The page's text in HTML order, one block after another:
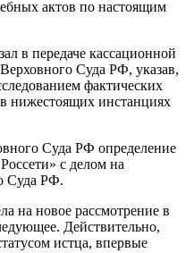
актов по настоящим
в передаче кассационной
Суда РФ, указав,
фактических
в нижестоящих инстанциях
Суда РФ определение
с делом на
Суда РФ.
на новое рассмотрение в
Действительно,
истца, впервые